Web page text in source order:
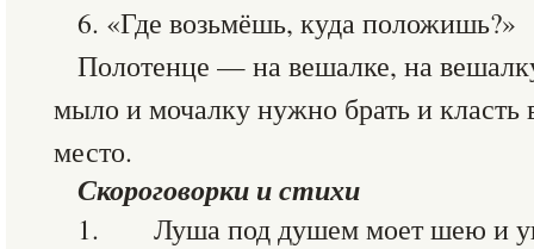
6. «Где возьмёшь, куда положишь?»
Полотенце — на вешалке, на
мыло и мочалку нужно брать и класть
место.
Скороговорки и стихи
1. Луша под душем моет шею и